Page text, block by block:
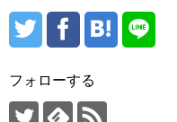
フォローする